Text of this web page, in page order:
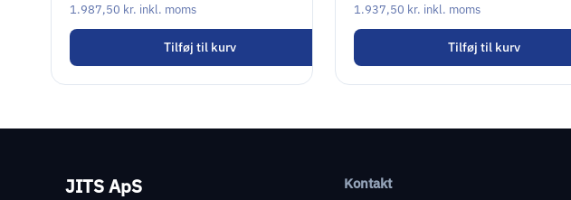
1.987,50 kr. inkl. moms
Tilføj til kurv
1.937,50 kr. inkl. moms
Tilføj til kurv
JITS ApS Kontakt